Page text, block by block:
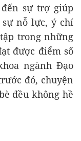
sự trợ giúp
sự nỗ lực, ý chí
trong những
được điểm số
ngành Đạo
đó, chuyện
đều không hề